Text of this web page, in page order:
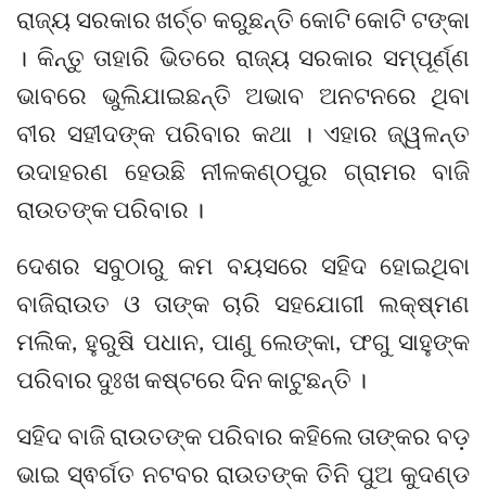
ରାଜ୍ୟ ସରକାର ଖର୍ଚ୍ଚ କରୁଛନ୍ତି କୋଟି କୋଟି ଟଙ୍କା
। କିନ୍ତୁ ତାହାରି ଭିତରେ ରାଜ୍ୟ ସରକାର ସମ୍ପୂର୍ଣ୍ଣ
ଭାବରେ ଭୁଲିଯାଇଛନ୍ତି ଅଭାବ ଅନଟନରେ ଥିବା
ବୀର ସହୀଦଙ୍କ ପରିବାର କଥା । ଏହାର ଜ୍ୱଳନ୍ତ
ଉଦାହରଣ ହେଉଛି ନୀଳକଣ୍ଠପୁର ଗ୍ରାମର ବାଜି
ରାଉତଙ୍କ ପରିବାର ।
ଦେଶର ସବୁଠାରୁ କମ ବୟସରେ ସହିଦ ହୋଇଥିବା
ବାଜିରାଉତ ଓ ତାଙ୍କ ଚାରି ସହଯୋଗୀ ଲକ୍ଷ୍ମଣ
ମଲିକ, ହୁରୁଷି ପଧାନ, ପାଣୁ ଲେଙ୍କା, ଫଗୁ ସାହୁଙ୍କ
ପରିବାର ଦୁଃଖ କଷ୍ଟରେ ଦିନ କାଟୁଛନ୍ତି ।
ସହିଦ ବାଜି ରାଉତଙ୍କ ପରିବାର କହିଲେ ତାଙ୍କର ବଡ଼
ଭାଇ ସ୍ଵର୍ଗତ ନଟବର ରାଉତଙ୍କ ତିନି ପୁଅ କୁଦଣ୍ଡ